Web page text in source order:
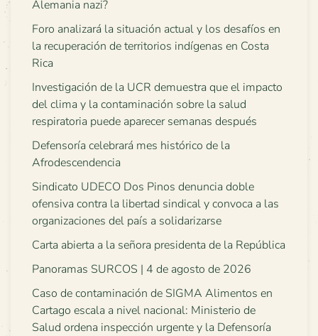
Alemania nazi?
Foro analizará la situación actual y los desafíos en
la recuperación de territorios indígenas en Costa
Rica
Investigación de la UCR demuestra que el impacto
del clima y la contaminación sobre la salud
respiratoria puede aparecer semanas después
Defensoría celebrará mes histórico de la
Afrodescendencia
Sindicato UDECO Dos Pinos denuncia doble
ofensiva contra la libertad sindical y convoca a las
organizaciones del país a solidarizarse
Carta abierta a la señora presidenta de la República
Panoramas SURCOS | 4 de agosto de 2026
Caso de contaminación de SIGMA Alimentos en
Cartago escala a nivel nacional: Ministerio de
Salud ordena inspección urgente y la Defensoría